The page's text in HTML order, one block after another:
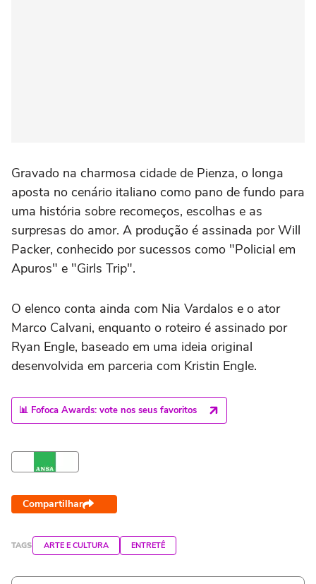
Gravado na charmosa cidade de Pienza, o longa
aposta no cenário italiano como pano de fundo para
uma história sobre recomeços, escolhas e as
surpresas do amor. A produção é assinada por Will
Packer, conhecido por sucessos como "Policial em
Apuros" e "Girls Trip".
O elenco conta ainda com Nia Vardalos e o ator
Marco Calvani, enquanto o roteiro é assinado por
Ryan Engle, baseado em uma ideia original
desenvolvida em parceria com Kristin Engle.
📊 Fofoca Awards: vote nos seus favoritos
Compartilhar
TAGS ARTE E CULTURA ENTRETÊ